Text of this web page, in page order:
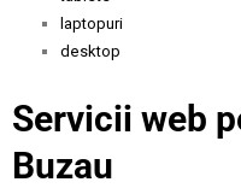
laptopuri
desktop
Servicii web
Buzau